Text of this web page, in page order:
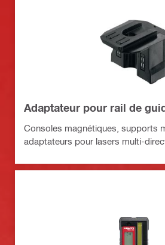
Adaptateur pour rail de
Consoles magnétiques, supports
adaptateurs pour lasers multi-